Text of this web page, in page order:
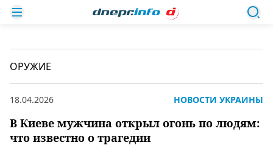
ОРУЖИЕ
В Киеве мужчина открыл огонь по людям:
что известно о трагедии
18.04.2026 НОВОСТИ УКРАИНЫ